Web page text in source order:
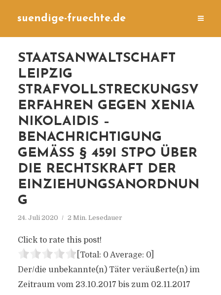
suendige-fruechte.de
STAATSANWALTSCHAFT
LEIPZIG
STRAFVOLLSTRECKUNGSV
ERFAHREN GEGEN XENIA
NIKOLAIDIS –
BENACHRICHTIGUNG
GEMÄSS § 459I STPO ÜBER D
IE RECHTSKRAFT DER E
INZIEHUNGSANORDNUNG
24. Juli 2020 2 Min. Lesedauer
Click to rate this post!
[Total: 0 Average: 0]
Der/die unbekannte(n) Täter veräußerte(n) im
Zeitraum vom 23.10.2017 bis zum 02.11.2017